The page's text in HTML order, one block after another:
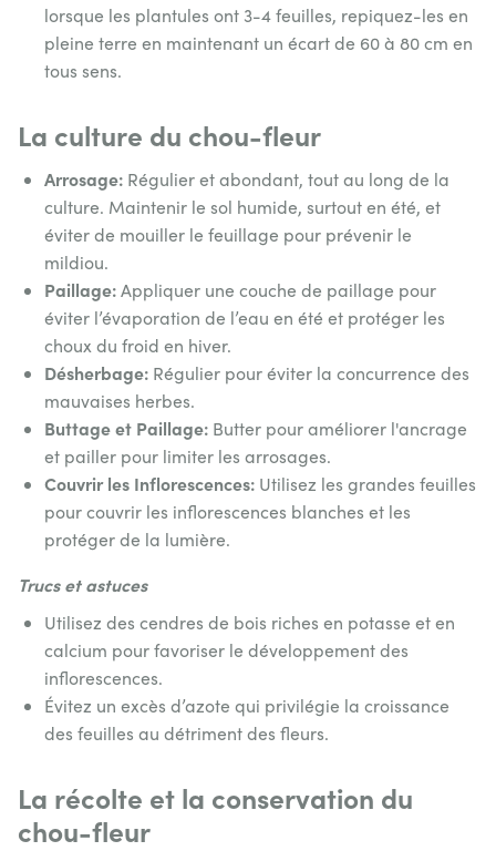
lorsque les plantules ont 3-4 feuilles, repiquez-les en
pleine terre en maintenant un écart de 60 à 80 cm en
tous sens.
La culture du chou-fleur
Arrosage: Régulier et abondant, tout au long de la
culture. Maintenir le sol humide, surtout en été, et
éviter de mouiller le feuillage pour prévenir le
mildiou.
Paillage:Appliquer une couche de paillage pour
éviter l’évaporation de l’eau en été et protéger les
choux du froid en hiver.
Désherbage: Régulier pour éviter la concurrence des
mauvaises herbes.
Buttage et Paillage: Butter pour améliorer l'ancrage
et pailler pour limiter les arrosages.
Couvrir les Inflorescences: Utilisez les grandes feuilles
pour couvrir les inflorescences blanches et les
protéger de la lumière.
Trucs et astuces
Utilisez des cendres de bois riches en potasse et en
calcium pour favoriser le développement des
inflorescences.
Évitez un excès d’azote qui privilégie la croissance
des feuilles au détriment des fleurs.
La récolte et la conservation du
chou-fleur